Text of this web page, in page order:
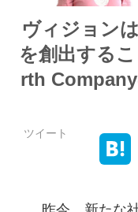
ヴィジョン
を創出
rth
ツイート